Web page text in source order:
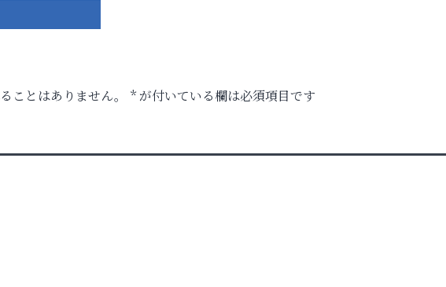
日を
芦屋サロ
ことはありません。 *が付いている欄は必須項目です